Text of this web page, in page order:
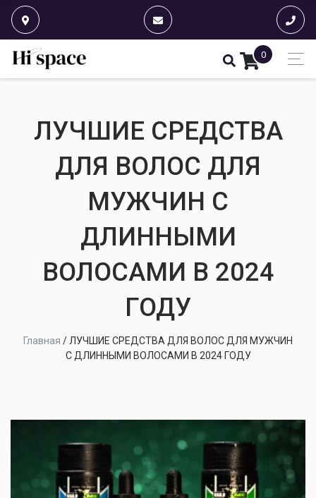
0
ЛУЧШИЕ СРЕДСТВА
ДЛЯ ВОЛОС ДЛЯ
МУЖЧИН С
ДЛИННЫМИ
ВОЛОСАМИ В 2024
ГОДУ
Главная / ЛУЧШИЕ СРЕДСТВА ДЛЯ ВОЛОС ДЛЯ МУЖЧИН
С ДЛИННЫМИ ВОЛОСАМИ В 2024 ГОДУ